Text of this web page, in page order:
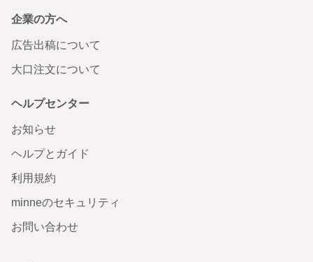
企業の方へ
広告出稿について
大口注文について
ヘルプセンター
お知らせ
ヘルプとガイド
利用規約
minneのセキュリティ
お問い合わせ